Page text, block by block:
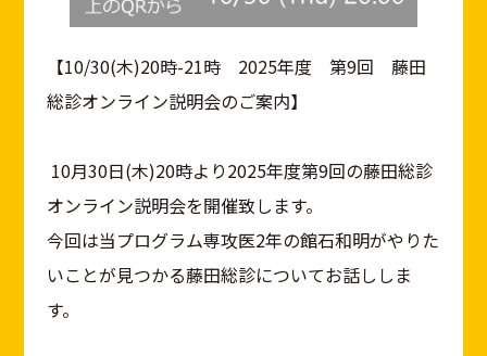
【10/30(木)20時-21時 2025年度 第9回 藤田
総診オンライン説明会のご案内】
10月30日(木)20時より2025年度第9回の藤田総診
オンライン説明会を開催致します。
今回は当プログラム専攻医2年の館石和明がやりた
いことが見つかる藤田総診についてお話ししま
す。